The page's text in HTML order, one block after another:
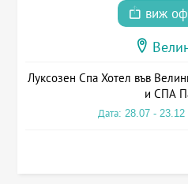
виж
Луксозен Спа Хотел във
и СПА
Дата: 28.07 - 23.12